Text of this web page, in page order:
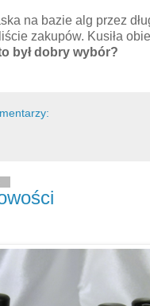
na bazie alg przez
zakupów. Kusiła
był dobry wybór?